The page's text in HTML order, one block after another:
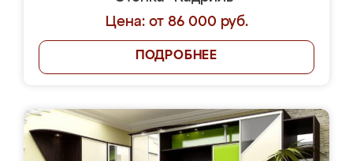
Цена: от 86 000 руб.
ПОДРОБНЕЕ